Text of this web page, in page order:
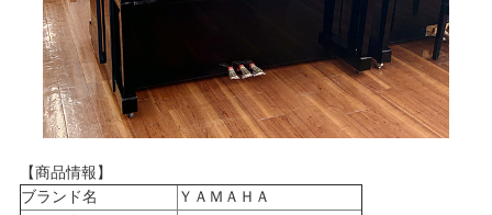
【商品情報】
ブランド名
ＹＡＭＡＨＡ